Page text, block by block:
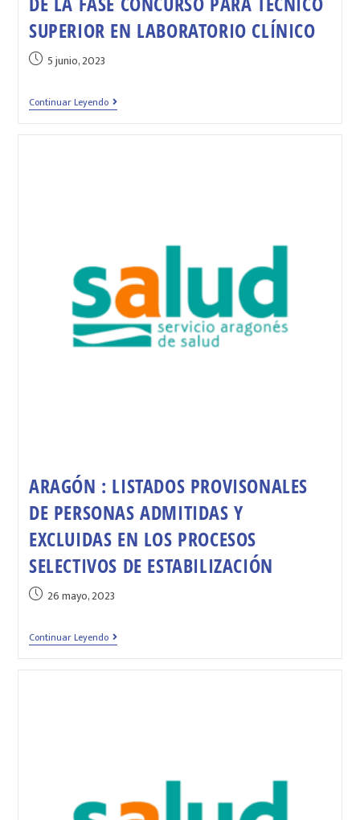
SUPERIOR EN LABORATORIO CLÍNICO
5 junio, 2023
Continuar Leyendo
ARAGÓN : LISTADOS PROVISONALES
DE PERSONAS ADMITIDAS Y
EXCLUIDAS EN LOS PROCESOS
SELECTIVOS DE ESTABILIZACIÓN
26 mayo, 2023
Continuar Leyendo